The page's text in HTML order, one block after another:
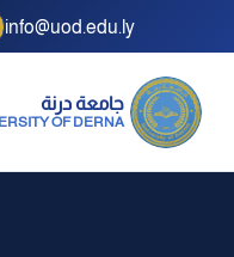
info@uod.edu.ly
جامعة درنة
OF DERNA